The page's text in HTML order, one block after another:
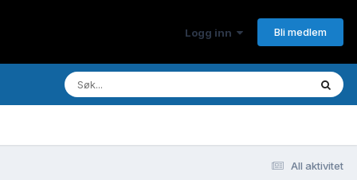
Logg inn Bli medlem
All aktivitet